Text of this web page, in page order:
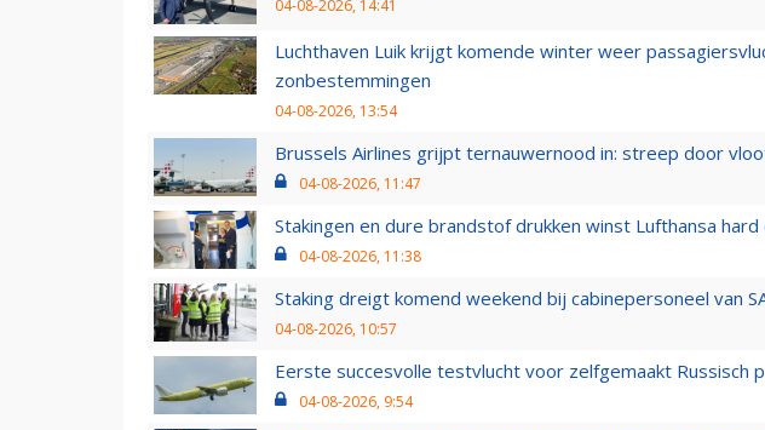
04-08-2026, 14:41
Luchthaven Luik krijgt komende winter weer
zonbestemmingen
04-08-2026, 13:54
Brussels Airlines grijpt ternauwernood in: streep door
04-08-2026, 11:47
Stakingen en dure brandstof drukken winst Lufthansa hard
04-08-2026, 11:38
Staking dreigt komend weekend bij cabinepersoneel van
04-08-2026, 10:57
Eerste succesvolle testvlucht voor zelfgemaakt Russisch
04-08-2026, 9:54